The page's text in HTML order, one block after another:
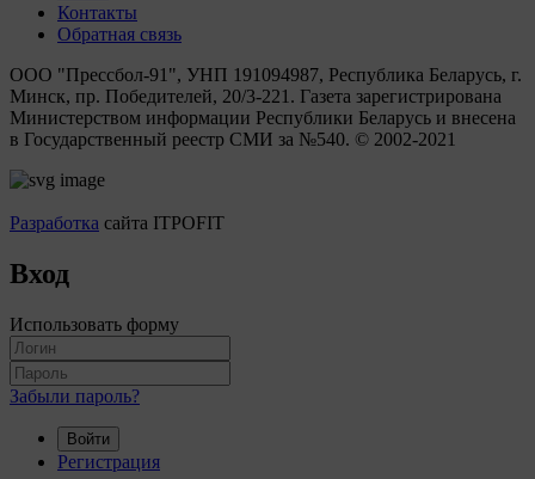
Контакты
Обратная связь
ООО "Прессбол-91", УНП 191094987, Республика Беларусь, г.
Минск, пр. Победителей, 20/3-221. Газета зарегистрирована
Министерством информации Республики Беларусь и внесена
в Государственный реестр СМИ за №540. © 2002-2021
Разработка сайта ITPOFIT
Вход
Использовать форму
Забыли пароль?
Войти
Регистрация